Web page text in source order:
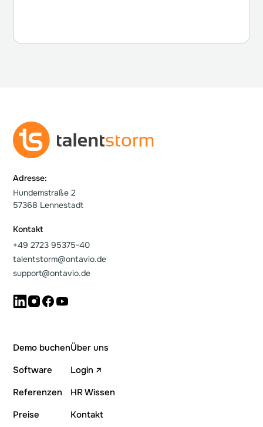
Adresse:
Hundemstraße 2
57368 Lennestadt
Kontakt
+49 2723 95375-40
talentstorm@ontavio.de
support@ontavio.de
Demo buchen
Software
Referenzen
Preise
Über uns
Login ↗
HR Wissen
Kontakt